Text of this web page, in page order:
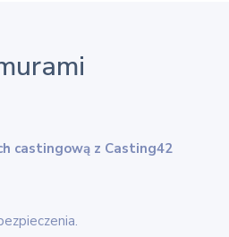
castingową z Casting42